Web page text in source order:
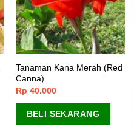
Tanaman Kana Merah (Red
Canna)
Rp 40.000
BELI SEKARANG